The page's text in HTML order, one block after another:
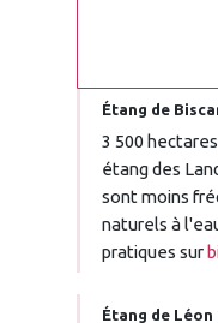
Étang de
3 500
étang des
sont moins
naturels à
pratiques sur
Étang de